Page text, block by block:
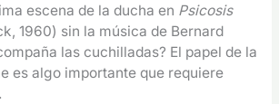
escena de la ducha en Psicosis
1960) sin la música de Bernard
las cuchilladas? El papel de la
es algo importante que requiere